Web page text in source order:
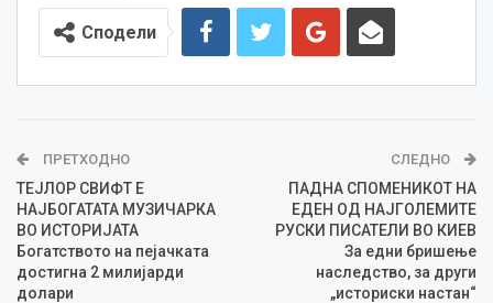
Сподели
ПРЕТХОДНО
ТЕЈЛОР СВИФТ Е
НАЈБОГАТАТА МУЗИЧАРКА
ВО ИСТОРИЈАТА
Богатството на пејачката
достигна 2 милијарди
долари
СЛЕДНО
ПАДНА СПОМЕНИКОТ НА
ЕДЕН ОД НАЈГОЛЕМИТЕ
РУСКИ ПИСАТЕЛИ ВО КИЕВ
За едни бришење
наследство, за други
„историски настан“